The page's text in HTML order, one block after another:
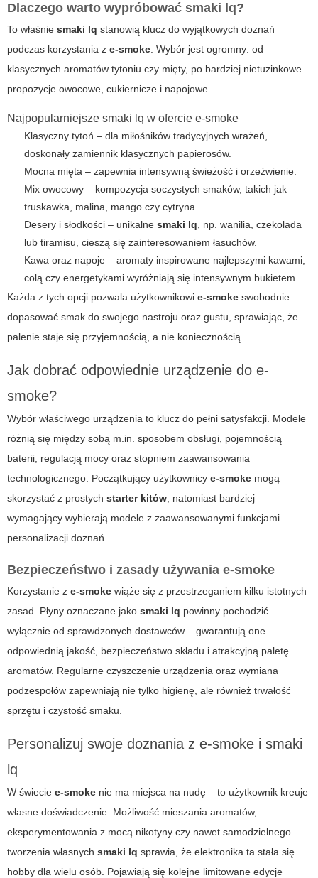
Dlaczego warto wypróbować smaki lq?
To właśnie smaki lq stanowią klucz do wyjątkowych doznań
podczas korzystania z e-smoke. Wybór jest ogromny: od
klasycznych aromatów tytoniu czy mięty, po bardziej nietuzinkowe
propozycje owocowe, cukiernicze i napojowe.
Najpopularniejsze smaki lq w ofercie e-smoke
Klasyczny tytoń – dla miłośników tradycyjnych wrażeń,
doskonały zamiennik klasycznych papierosów.
Mocna mięta – zapewnia intensywną świeżość i orzeźwienie.
Mix owocowy – kompozycja soczystych smaków, takich jak
truskawka, malina, mango czy cytryna.
Desery i słodkości – unikalne smaki lq, np. wanilia, czekolada
lub tiramisu, cieszą się zainteresowaniem łasuchów.
Kawa oraz napoje – aromaty inspirowane najlepszymi kawami,
colą czy energetykami wyróżniają się intensywnym bukietem.
Każda z tych opcji pozwala użytkownikowi e-smoke swobodnie
dopasować smak do swojego nastroju oraz gustu, sprawiając, że
palenie staje się przyjemnością, a nie koniecznością.
Jak dobrać odpowiednie urządzenie do e-
smoke?
Wybór właściwego urządzenia to klucz do pełni satysfakcji. Modele
różnią się między sobą m.in. sposobem obsługi, pojemnością
baterii, regulacją mocy oraz stopniem zaawansowania
technologicznego. Początkujący użytkownicy e-smoke mogą
skorzystać z prostych starter kitów, natomiast bardziej
wymagający wybierają modele z zaawansowanymi funkcjami
personalizacji doznań.
Bezpieczeństwo i zasady używania e-smoke
Korzystanie z e-smoke wiąże się z przestrzeganiem kilku istotnych
zasad. Płyny oznaczane jako smaki lq powinny pochodzić
wyłącznie od sprawdzonych dostawców – gwarantują one
odpowiednią jakość, bezpieczeństwo składu i atrakcyjną paletę
aromatów. Regularne czyszczenie urządzenia oraz wymiana
podzespołów zapewniają nie tylko higienę, ale również trwałość
sprzętu i czystość smaku.
Personalizuj swoje doznania z e-smoke i smaki
lq
W świecie e-smoke nie ma miejsca na nudę – to użytkownik kreuje
własne doświadczenie. Możliwość mieszania aromatów,
eksperymentowania z mocą nikotyny czy nawet samodzielnego
tworzenia własnych smaki lq sprawia, że elektronika ta stała się
hobby dla wielu osób. Pojawiają się kolejne limitowane edycje